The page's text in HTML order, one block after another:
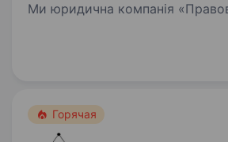
Ми юридична компанія
Горячая